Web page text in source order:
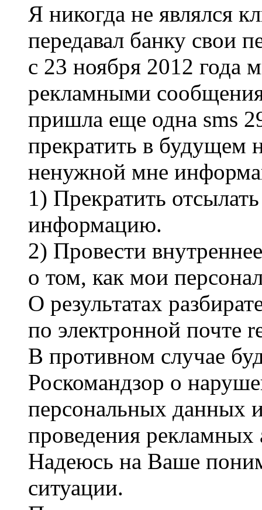
Я никогда не являлся
передавал банку свои
с 23 ноября 2012 года
рекламными
пришла еще одна sms
прекратить в будущем
ненужной мне
1) Прекратить
информацию.
2) Провести
о том, как мои
О результатах
по электронной почте
В противном случае
Роскомандзор о
персональных
проведения рекламных
Надеюсь на Ваше
ситуации.